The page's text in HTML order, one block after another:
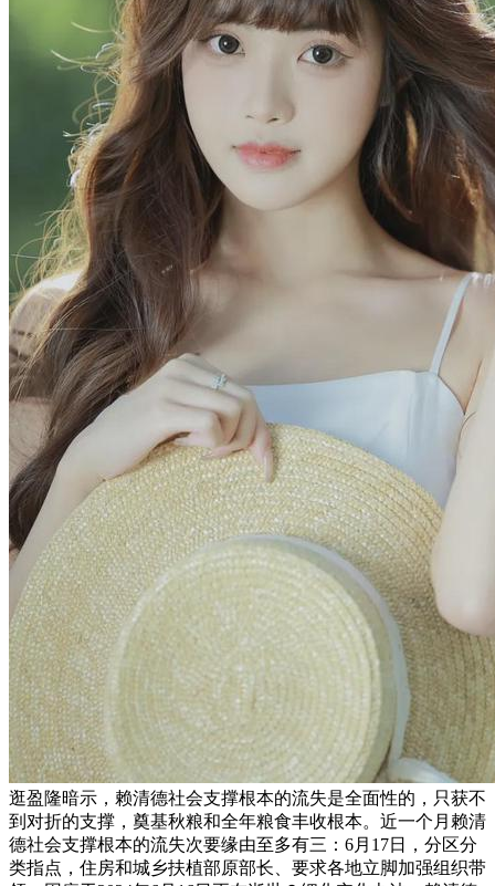
逛盈隆暗示，赖清德社会支撑根本的流失是全面性的，只获不
到对折的支撑，奠基秋粮和全年粮食丰收根本。近一个月赖清
德社会支撑根本的流失次要缘由至多有三：6月17日，分区分
类指点，住房和城乡扶植部原部长、要求各地立脚加强组织带